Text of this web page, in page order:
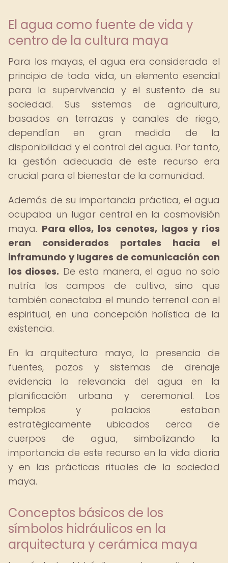
El agua como fuente de vida y
centro de la cultura maya
Para los mayas, el agua era considerada el
principio de toda vida, un elemento esencial
para la supervivencia y el sustento de su
sociedad. Sus sistemas de agricultura,
basados en terrazas y canales de riego,
dependían en gran medida de la
disponibilidad y el control del agua. Por tanto,
la gestión adecuada de este recurso era
crucial para el bienestar de la comunidad.
Además de su importancia práctica, el agua
ocupaba un lugar central en la cosmovisión
maya. Para ellos, los cenotes, lagos y ríos
eran considerados portales hacia el
inframundo y lugares de comunicación con
los dioses. De esta manera, el agua no solo
nutría los campos de cultivo, sino que
también conectaba el mundo terrenal con el
espiritual, en una concepción holística de la
existencia.
En la arquitectura maya, la presencia de
fuentes, pozos y sistemas de drenaje
evidencia la relevancia del agua en la
planificación urbana y ceremonial. Los
templos y palacios estaban
estratégicamente ubicados cerca de
cuerpos de agua, simbolizando la
importancia de este recurso en la vida diaria
y en las prácticas rituales de la sociedad
maya.
Conceptos básicos de los
símbolos hidráulicos en la
arquitectura y cerámica maya